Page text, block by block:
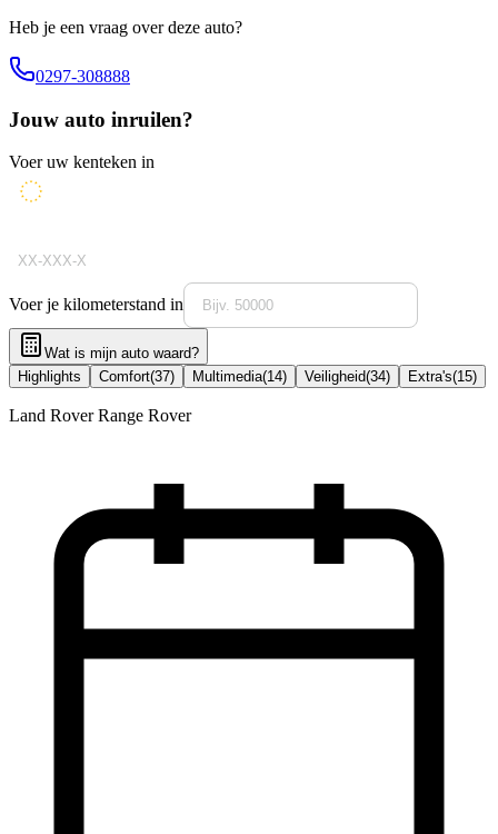
Heb je een vraag over deze auto?
0297-308888
Jouw auto inruilen?
Voer uw kenteken in
Voer je kilometerstand in
Wat is mijn auto waard?
Highlights
Comfort(37) Multimedia(14) Veiligheid(34) Extra's(15)
Land Rover Range Rover